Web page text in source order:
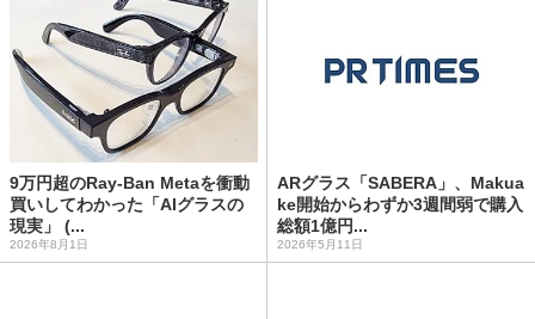
9万円超のRay-Ban Metaを衝動
買いしてわかった「AIグラスの
現実」 (...
2026年8月1日
ARグラス「SABERA」、Makua
ke開始からわずか3週間弱で購入
総額1億円...
2026年5月11日